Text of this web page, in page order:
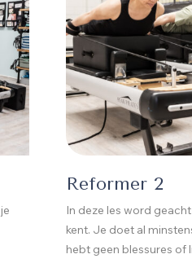
Reformer 2
In deze les word
kent. Je doet al
hebt geen blessures of